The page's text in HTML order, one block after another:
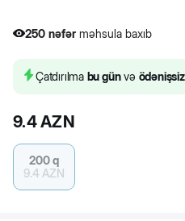
250 nəfər məhsula baxıb
250 nəfər məhsula baxıb
Çatdırılma bu günvə ödənişsiz
9.4AZN
200 q
9.4 AZN